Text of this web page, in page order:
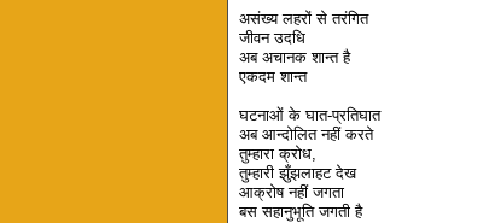
असंख्य लहरों से तरंगित
जीवन उदधि
अब अचानक शान्त है
एकदम शान्त
घटनाओं के घात-प्रतिघात
अब आन्दोलित नहीं करते
तुम्हारा क्रोध,
तुम्हारी झुँझलाहट देख
आक्रोष नहीं जगता
बस सहानुभूति जगती है